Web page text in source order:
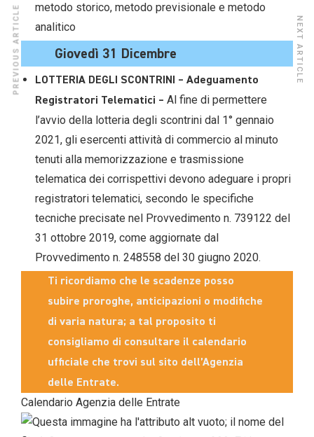
metodo storico, metodo previsionale e metodo
analitico
Giovedì 31 Dicembre
LOTTERIA DEGLI SCONTRINI – Adeguamento
Registratori Telematici – Al fine di permettere
l’avvio della lotteria degli scontrini dal 1° gennaio
2021, gli esercenti attività di commercio al minuto
tenuti alla memorizzazione e trasmissione
telematica dei corrispettivi devono adeguare i propri
registratori telematici, secondo le specifiche
tecniche precisate nel Provvedimento n. 739122 del
31 ottobre 2019, come aggiornate dal
Provvedimento n. 248558 del 30 giugno 2020.
Ti ricordiamo che le scadenze posso
subire proroghe, anticipazioni o modifiche
di varia natura; a tal proposito ti
consigliamo di consultare il calendario
ufficiale che trovi sul sito dell’Agenzia
delle Entrate.
Calendario Agenzia delle Entrate
PREVIOUS ARTICLE NEXT ARTICLE